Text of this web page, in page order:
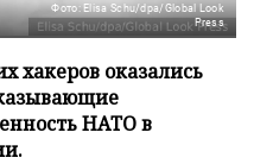
Фото: Elisa Schu/dpa/Global Look
Press
хакеров оказались
НАТО в